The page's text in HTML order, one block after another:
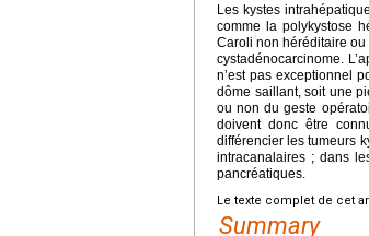
Les kystes
comme la polykystose
Caroli non héréditaire
cystadénocarcinome.
n’est pas exceptionnel
dôme saillant, soit une
ou non du geste
doivent donc être
différencier les tumeurs
intracanalaires ; dans
pancréatiques.
Le texte complet de cet
Summary